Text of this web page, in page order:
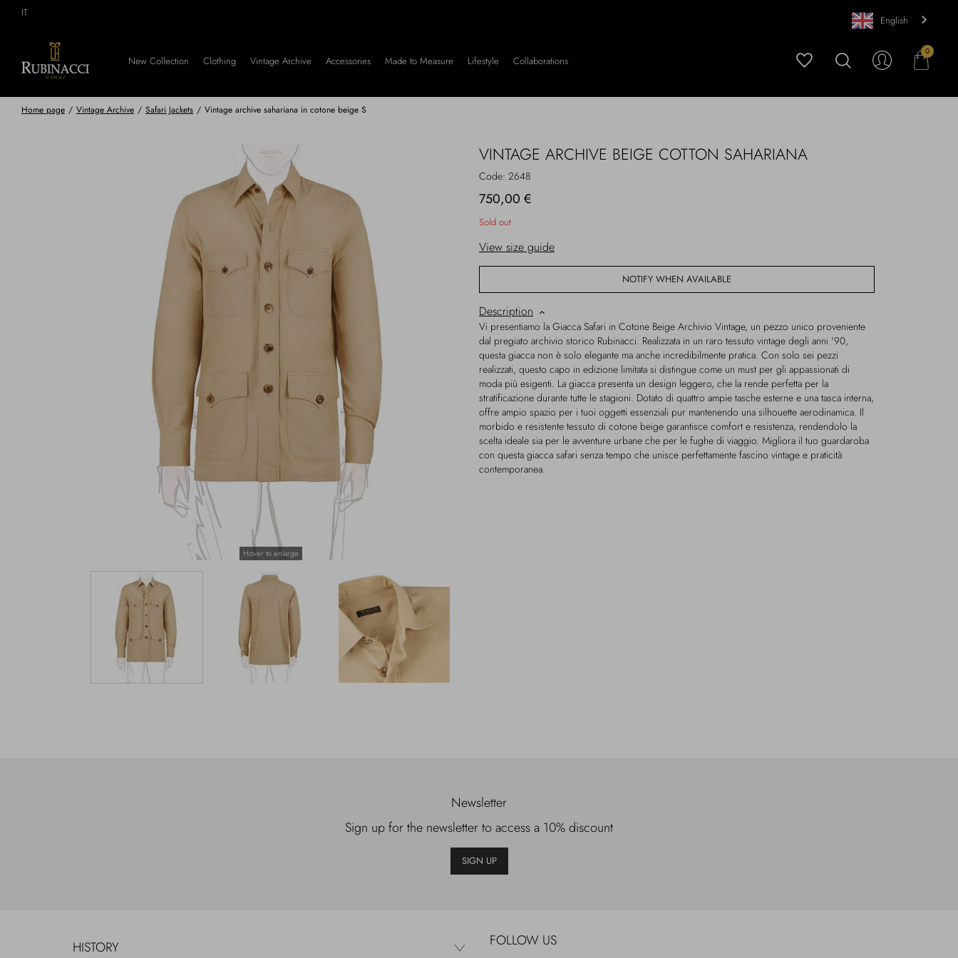
IT
English
New Collection Clothing Vintage Archive Accessories Made to Measure Lifestyle Collaborations
0
Home page / Vintage Archive / Safari Jackets / Vintage archive sahariana in cotone beige S
Hover to enlarge
VINTAGE ARCHIVE BEIGE COTTON SAHARIANA
Code: 2648
750,00 €
Sold out
View size guide
NOTIFY WHEN AVAILABLE
Description
Vi presentiamo la Giacca Safari in Cotone Beige Archivio Vintage, un pezzo unico proveniente
dal pregiato archivio storico Rubinacci. Realizzata in un raro tessuto vintage degli anni '90,
questa giacca non è solo elegante ma anche incredibilmente pratica. Con solo sei pezzi
realizzati, questo capo in edizione limitata si distingue come un must per gli appassionati di
moda più esigenti. La giacca presenta un design leggero, che la rende perfetta per la
stratificazione durante tutte le stagioni. Dotato di quattro ampie tasche esterne e una tasca interna,
offre ampio spazio per i tuoi oggetti essenziali pur mantenendo una silhouette aerodinamica. Il
morbido e resistente tessuto di cotone beige garantisce comfort e resistenza, rendendolo la
scelta ideale sia per le avventure urbane che per le fughe di viaggio. Migliora il tuo guardaroba
con questa giacca safari senza tempo che unisce perfettamente fascino vintage e praticità
contemporanea.
Newsletter
Sign up for the newsletter to access a 10% discount
SIGN UP
HISTORY FOLLOW US